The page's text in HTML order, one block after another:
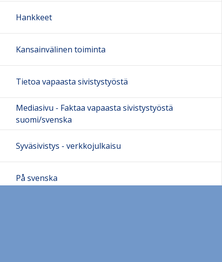
Hankkeet
Kansainvälinen toiminta
Tietoa vapaasta sivistystyöstä
Mediasivu - Faktaa vapaasta sivistystyöstä
suomi/svenska
Syväsivistys - verkkojulkaisu
På svenska